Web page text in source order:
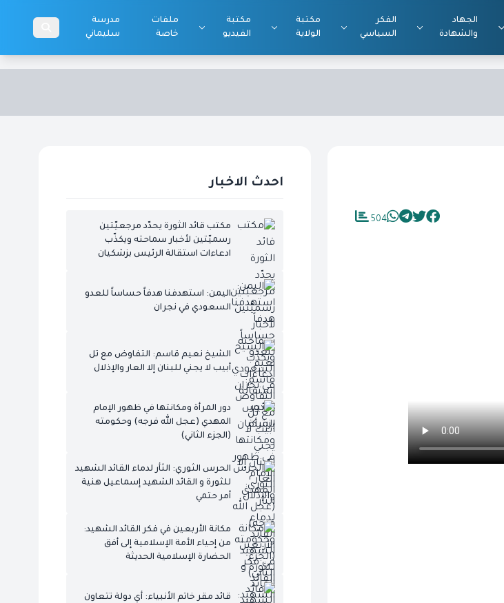
الجهاد
والشهادة
الفكر
السياسي
مكتبة
الولاية
مكتبة
الفيديو
ملفات
خاصة
مدرسة
سليماني
504
احدث الاخبار
مكتب قائد الثورة يحدّد مرجعيّتين
رسميّتين لأخبار سماحته ويكذّب
ادعاءات استقالة الرئيس بزشكيان
اليمن: استهدفنا هدفاً حساساً للعدو
السعودي في نجران
الشيخ نعيم قاسم: التفاوض مع تل
أبيب لا يجني للبنان إلا العار والإذلال
دور المرأة ومكانتها في ظهور الإمام
المهدي (عجل الله فرجه) وحكومته
(الجزء الثاني)
الحرس الثوري: الثأر لدماء القائد الشهيد
للثورة و القائد الشهيد إسماعيل هنية
أمر حتمي
مكانة الأربعين في فكر القائد الشهيد:
من إحياء الأمة الإسلامية إلى أفق
الحضارة الإسلامية الحديثة
قائد مقر خاتم الأنبياء: أي دولة تتعاون